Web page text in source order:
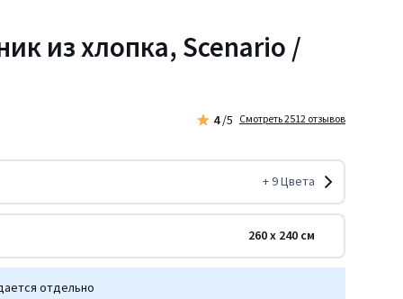
из хлопка, Scenario /
4 /5 Смотреть 2512 отзывов
+9Цвета
260 x 240 см
отдельно